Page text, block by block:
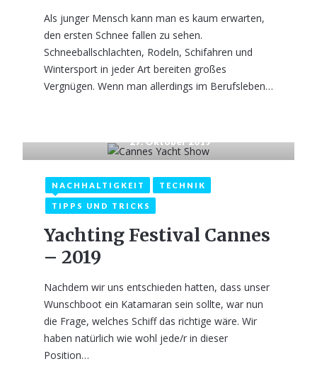
Als junger Mensch kann man es kaum erwarten,
den ersten Schnee fallen zu sehen.
Schneeballschlachten, Rodeln, Schifahren und
Wintersport in jeder Art bereiten großes
Vergnügen. Wenn man allerdings im Berufsleben…
27. Oktober 2019
NACHHALTIGKEIT TECHNIK
TIPPS UND TRICKS
Yachting Festival Cannes
– 2019
Nachdem wir uns entschieden hatten, dass unser
Wunschboot ein Katamaran sein sollte, war nun
die Frage, welches Schiff das richtige wäre. Wir
haben natürlich wie wohl jede/r in dieser
Position…